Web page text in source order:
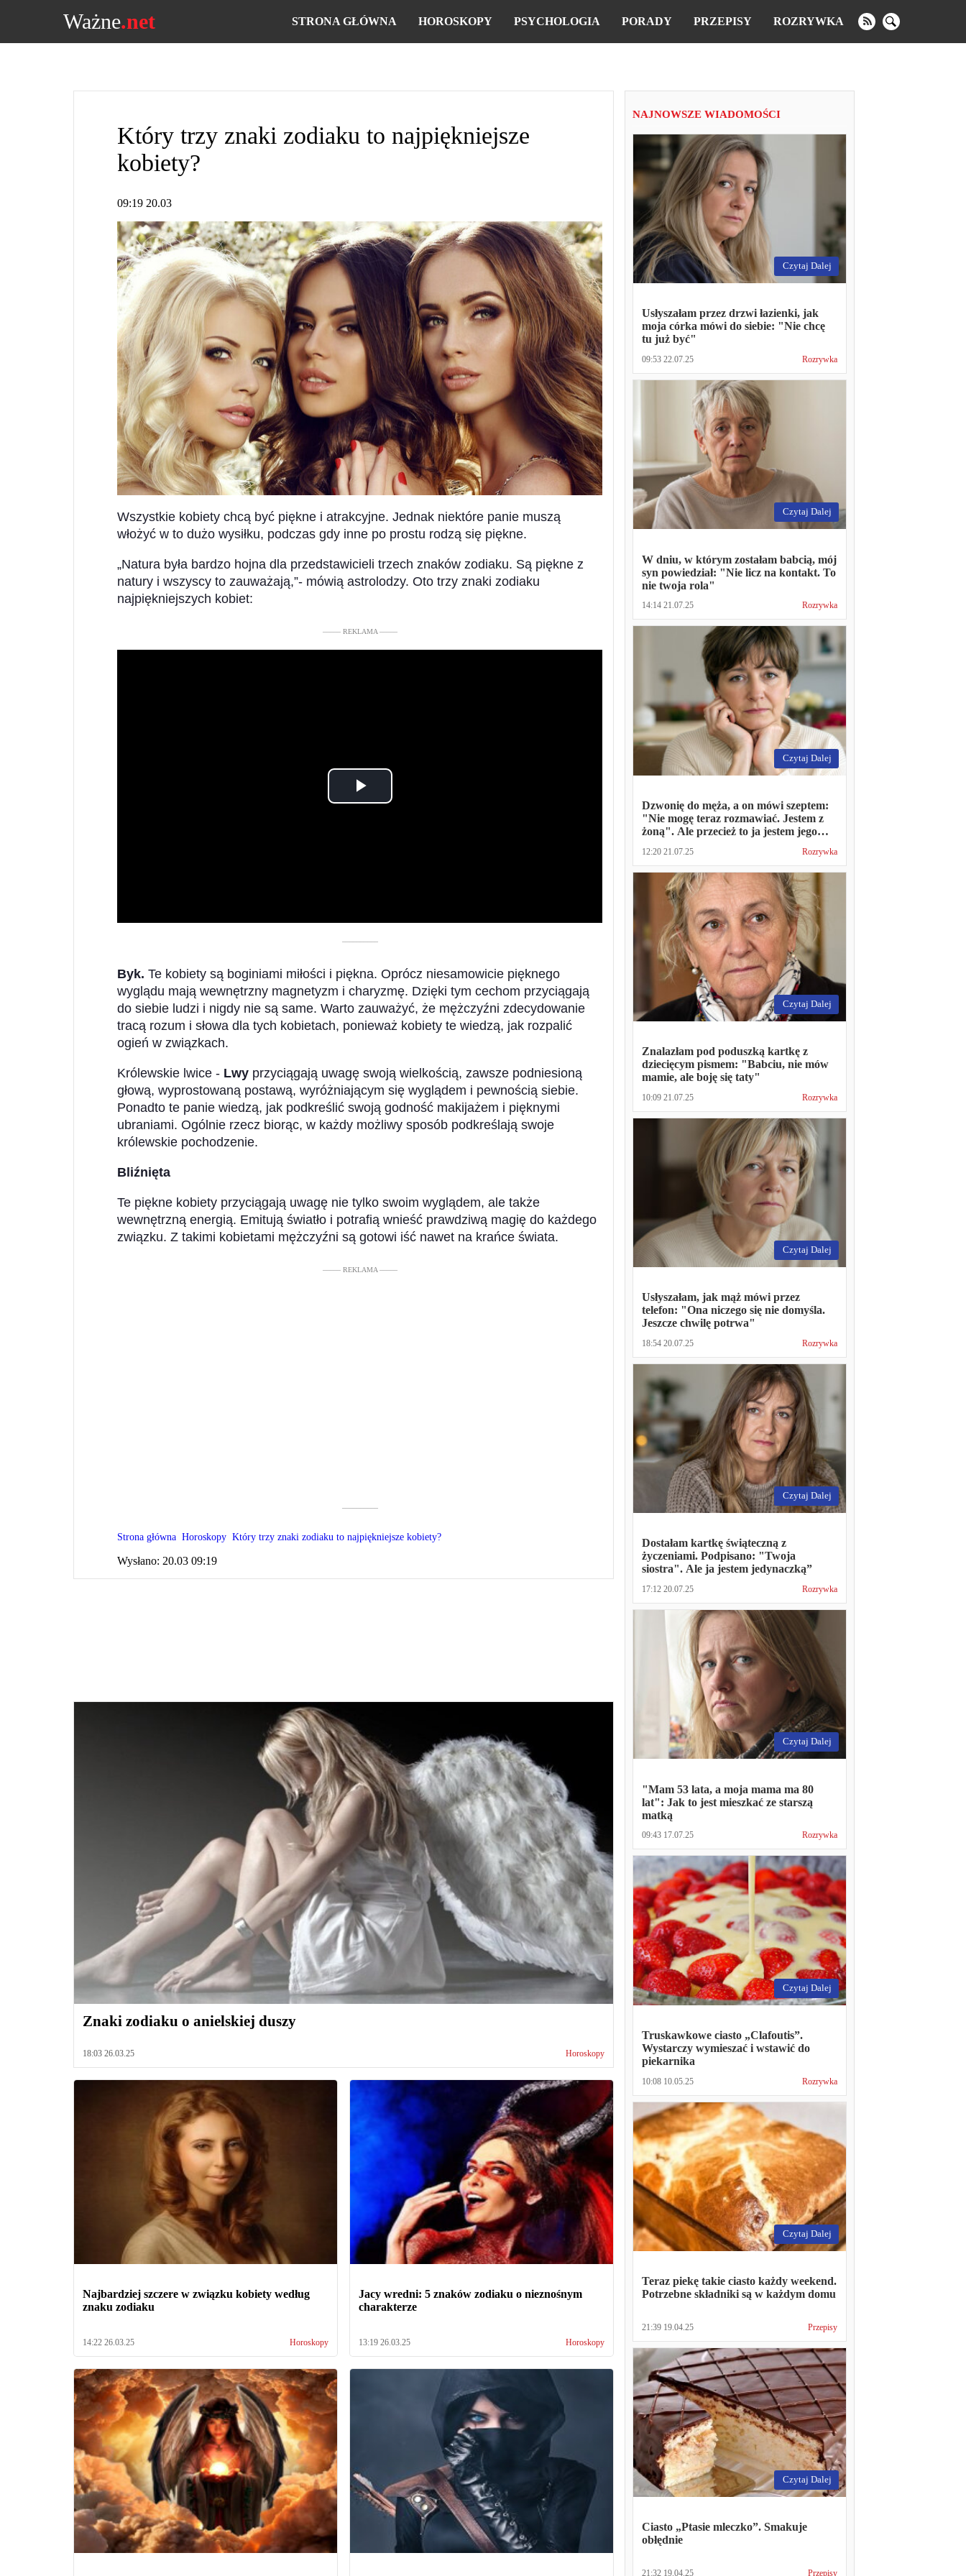
Ważne.net STRONA GŁÓWNA HOROSKOPY PSYCHOLOGIA PORADY PRZEPISY ROZRYWKA
Który trzy znaki zodiaku to najpiękniejsze
kobiety?
09:19 20.03
Wszystkie kobiety chcą być piękne i atrakcyjne. Jednak niektóre panie muszą
włożyć w to dużo wysiłku, podczas gdy inne po prostu rodzą się piękne.
„Natura była bardzo hojna dla przedstawicieli trzech znaków zodiaku. Są piękne z
natury i wszyscy to zauważają,”- mówią astrolodzy. Oto trzy znaki zodiaku
najpiękniejszych kobiet:
––––– REKLAMA –––––
Play
––––––––––
Byk. Te kobiety są boginiami miłości i piękna. Oprócz niesamowicie pięknego
wyglądu mają wewnętrzny magnetyzm i charyzmę. Dzięki tym cechom przyciągają
do siebie ludzi i nigdy nie są same. Warto zauważyć, że mężczyźni zdecydowanie
tracą rozum i słowa dla tych kobietach, ponieważ kobiety te wiedzą, jak rozpalić
ogień w związkach.
Królewskie lwice - Lwy przyciągają uwagę swoją wielkością, zawsze podniesioną
głową, wyprostowaną postawą, wyróżniającym się wyglądem i pewnością siebie.
Ponadto te panie wiedzą, jak podkreślić swoją godność makijażem i pięknymi
ubraniami. Ogólnie rzecz biorąc, w każdy możliwy sposób podkreślają swoje
królewskie pochodzenie.
Bliźnięta
Te piękne kobiety przyciągają uwagę nie tylko swoim wyglądem, ale także
wewnętrzną energią. Emitują światło i potrafią wnieść prawdziwą magię do każdego
związku. Z takimi kobietami mężczyźni są gotowi iść nawet na krańce świata.
––––– REKLAMA –––––
––––––––––
Strona główna Horoskopy Który trzy znaki zodiaku to najpiękniejsze kobiety?
Wysłano: 20.03 09:19
Znaki zodiaku o anielskiej duszy
18:03 26.03.25 Horoskopy
Najbardziej szczere w związku kobiety według
znaku zodiaku
14:22 26.03.25 Horoskopy
Jacy wredni: 5 znaków zodiaku o nieznośnym
charakterze
13:19 26.03.25 Horoskopy
NAJNOWSZE WIADOMOŚCI
Czytaj Dalej
Usłyszałam przez drzwi łazienki, jak
moja córka mówi do siebie: "Nie chcę
tu już być"
09:53 22.07.25 Rozrywka
Czytaj Dalej
W dniu, w którym zostałam babcią, mój
syn powiedział: "Nie licz na kontakt. To
nie twoja rola"
14:14 21.07.25 Rozrywka
Czytaj Dalej
Dzwonię do męża, a on mówi szeptem:
"Nie mogę teraz rozmawiać. Jestem z
żoną". Ale przecież to ja jestem jego
12:20 21.07.25 Rozrywka
Czytaj Dalej
Znalazłam pod poduszką kartkę z
dziecięcym pismem: "Babciu, nie mów
mamie, ale boję się taty"
10:09 21.07.25 Rozrywka
Czytaj Dalej
Usłyszałam, jak mąż mówi przez
telefon: "Ona niczego się nie domyśla.
Jeszcze chwilę potrwa"
18:54 20.07.25 Rozrywka
Czytaj Dalej
Dostałam kartkę świąteczną z
życzeniami. Podpisano: "Twoja
siostra". Ale ja jestem jedynaczką”
17:12 20.07.25 Rozrywka
Czytaj Dalej
"Mam 53 lata, a moja mama ma 80
lat": Jak to jest mieszkać ze starszą
matką
09:43 17.07.25 Rozrywka
Czytaj Dalej
Truskawkowe ciasto „Clafoutis”.
Wystarczy wymieszać i wstawić do
piekarnika
10:08 10.05.25 Rozrywka
Czytaj Dalej
Teraz piekę takie ciasto każdy weekend.
Potrzebne składniki są w każdym domu
21:39 19.04.25 Przepisy
Czytaj Dalej
Ciasto „Ptasie mleczko”. Smakuje
obłędnie
21:32 19.04.25 Przepisy